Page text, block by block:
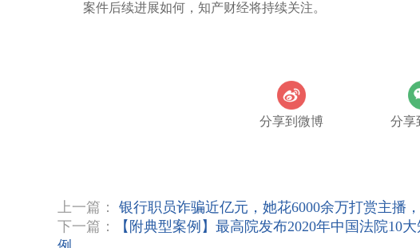
案件后续进展如何，知产财经将持续关注。
分享到微博 分享
上一篇： 银行职员诈骗近亿元，她花6000余万打赏主播
下一篇：
【附典型案例】最高院发布2020年中国法院10